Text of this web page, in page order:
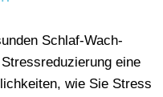
Schlaf-Wach-
eine
wie Sie Stress